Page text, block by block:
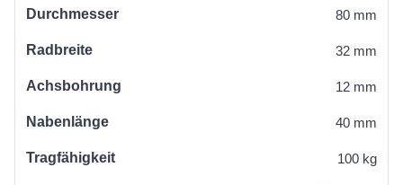
Durchmesser 80 mm
Radbreite 32 mm
Achsbohrung 12 mm
Nabenlänge 40 mm
Tragfähigkeit 100 kg